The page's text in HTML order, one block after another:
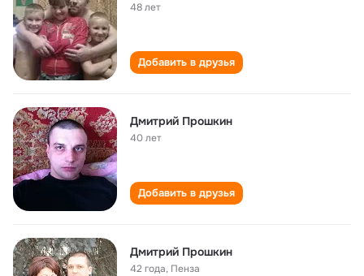
48 лет
Добавить в друзья
Дмитрий Прошкин
40 лет
Добавить в друзья
Дмитрий Прошкин
42 года, Пенза